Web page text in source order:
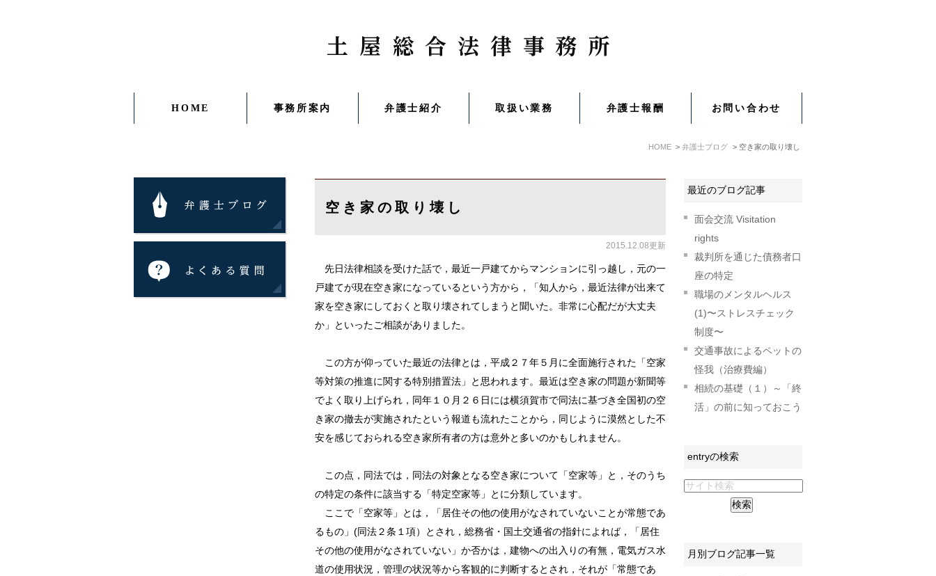
HOME 事務所案内 弁護士紹介 取扱い業務 弁護士報酬 お問い合わせ
HOME 弁護士ブログ 空き家の取り壊し
空き家の取り壊し
2015.12.08更新
先日法律相談を受けた話で，最近一戸建てからマンションに引っ越し，元の一
戸建てが現在空き家になっているという方から，「知人から，最近法律が出来て
家を空き家にしておくと取り壊されてしまうと聞いた。非常に心配だが大丈夫
か」といったご相談がありました。
この方が仰っていた最近の法律とは，平成２７年５月に全面施行された「空家
等対策の推進に関する特別措置法」と思われます。最近は空き家の問題が新聞等
でよく取り上げられ，同年１０月２６日には横須賀市で同法に基づき全国初の空
き家の撤去が実施されたという報道も流れたことから，同じように漠然とした不
安を感じておられる空き家所有者の方は意外と多いのかもしれません。
この点，同法では，同法の対象となる空き家について「空家等」と，そのうち
の特定の条件に該当する「特定空家等」とに分類しています。
ここで「空家等」とは，「居住その他の使用がなされていないことが常態であ
るもの」(同法２条１項）とされ，総務省・国土交通省の指針によれば，「居住
その他の使用がなされていない」か否かは，建物への出入りの有無，電気ガス水
道の使用状況，管理の状況等から客観的に判断するとされ，それが「常態であ
最近のブログ記事
面会交流 Visitation
rights
裁判所を通じた債務者口
座の特定
職場のメンタルヘルス
(1)〜ストレスチェック
制度〜
交通事故によるペットの
怪我（治療費編）
相続の基礎（１）～「終
活」の前に知っておこう
entryの検索
月別ブログ記事一覧